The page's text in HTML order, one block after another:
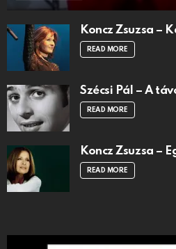
Koncz Zsuzsa –
READ MORE
Szécsi Pál – A
READ MORE
Koncz Zsuzsa –
READ MORE